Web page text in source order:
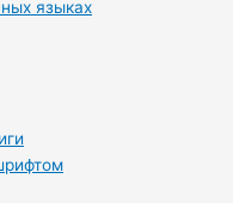
языках